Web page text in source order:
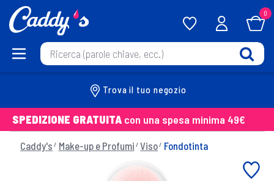
0
Trova il tuo negozio
SPEDIZIONE GRATUITA con una spesa minima 49€
Caddy's Make-up e Profumi Viso Fondotinta